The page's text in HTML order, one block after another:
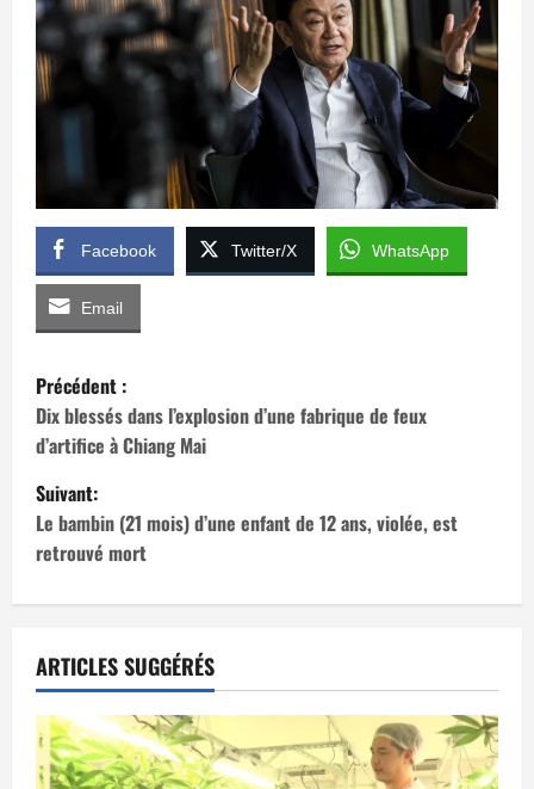
Facebook Twitter/X WhatsApp
Email
N
a
v
i
g
t
i
o
Précédent :
Dix blessés dans l’explosion d’une fabrique de feux
d’artifice à Chiang Mai
Suivant:
Le bambin (21 mois) d’une enfant de 12 ans, violée, est
retrouvé mort
ARTICLES SUGGÉRÉS